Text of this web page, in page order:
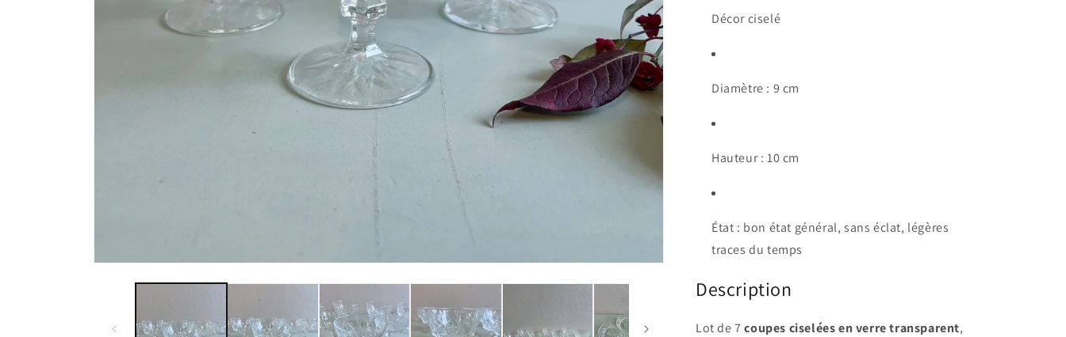
Décor ciselé
Diamètre : 9 cm
Hauteur : 10 cm
État : bon état général, sans éclat, légères
traces du temps
Description
Lot de 7coupes ciselées en verre transparent,